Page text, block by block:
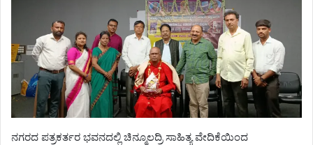
ನಗರದ ಪತ್ರಕರ್ತರ ಭವನದಲ್ಲಿ ಚಿನ್ಮೂಲದ್ರಿ ಸಾಹಿತ್ಯ ವೇದಿಕೆಯಿಂದ